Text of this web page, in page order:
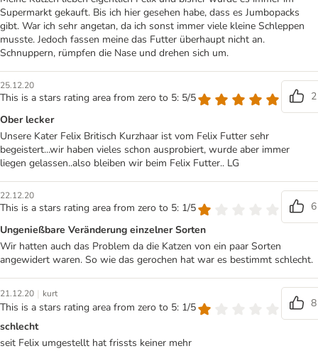
Supermarkt gekauft. Bis ich hier gesehen habe, dass es Jumbopacks
gibt. War ich sehr angetan, da ich sonst immer viele kleine Schleppen
musste. Jedoch fassen meine das Futter überhaupt nicht an.
Schnuppern, rümpfen die Nase und drehen sich um.
25.12.20
This is a stars rating area from zero to 5: 5/5
2
Ober lecker
Unsere Kater Felix Britisch Kurzhaar ist vom Felix Futter sehr
begeistert...wir haben vieles schon ausprobiert, wurde aber immer
liegen gelassen..also bleiben wir beim Felix Futter.. LG
22.12.20
This is a stars rating area from zero to 5: 1/5
6
Ungenießbare Veränderung einzelner Sorten
Wir hatten auch das Problem da die Katzen von ein paar Sorten
angewidert waren. So wie das gerochen hat war es bestimmt schlecht.
21.12.20 | kurt
This is a stars rating area from zero to 5: 1/5
8
schlecht
seit Felix umgestellt hat frissts keiner mehr